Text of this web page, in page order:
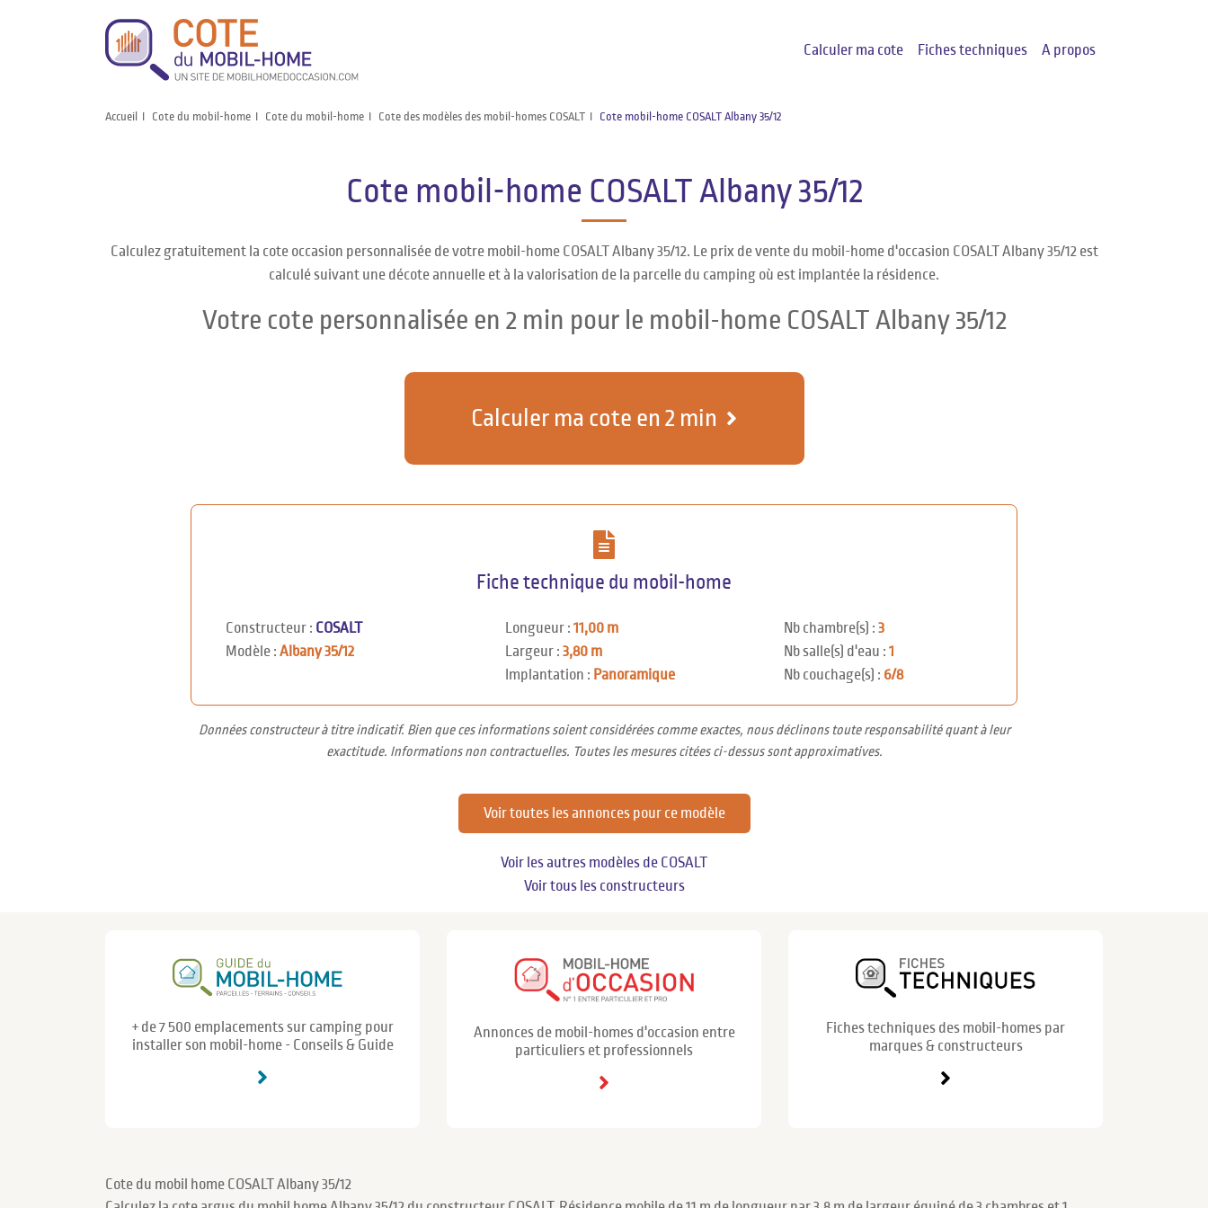
Calculer ma cote Fiches techniques A propos
Accueil Cote du mobil-home Cote du mobil-home Cote des modèles des mobil-homes COSALT Cote mobil-home COSALT Albany 35/12
Cote mobil-home COSALT Albany 35/12
Calculez gratuitement la cote occasion personnalisée de votre mobil-home COSALT Albany 35/12. Le prix de vente du mobil-home d'occasion COSALT Albany 35/12 est
calculé suivant une décote annuelle et à la valorisation de la parcelle du camping où est implantée la résidence.
Votre cote personnalisée en 2 min pour le mobil-home COSALT Albany 35/12
Calculer ma cote en 2 min
Fiche technique du mobil-home
Constructeur : COSALT
Modèle : Albany 35/12
Longueur : 11,00 m
Largeur : 3,80 m
Implantation : Panoramique
Nb chambre(s) :3
Nb salle(s) d'eau :1
Nb couchage(s) : 6/8
Données constructeur à titre indicatif. Bien que ces informations soient considérées comme exactes, nous déclinons toute responsabilité quant à leur
exactitude. Informations non contractuelles. Toutes les mesures citées ci-dessus sont approximatives.
Voir toutes les annonces pour ce modèle
Voir les autres modèles de COSALT
Voir tous les constructeurs
+ de 7 500 emplacements sur camping pour
installer son mobil-home - Conseils & Guide
Annonces de mobil-homes d'occasion entre
particuliers et professionnels
Fiches techniques des mobil-homes par
marques & constructeurs
Cote du mobil home COSALT Albany 35/12